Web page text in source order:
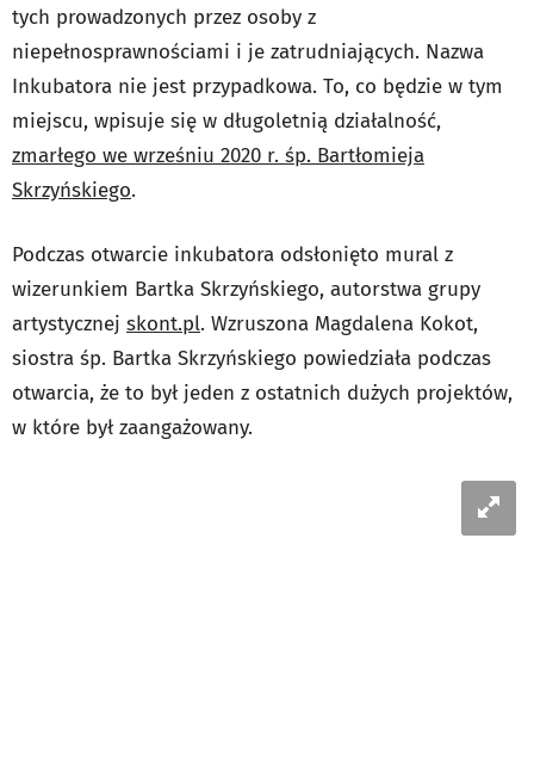
tych prowadzonych przez osoby z
niepełnosprawnościami i je zatrudniających. Nazwa
Inkubatora nie jest przypadkowa. To, co będzie w tym
miejscu, wpisuje się w długoletnią działalność,
zmarłego we wrześniu 2020 r. śp. Bartłomieja
Skrzyńskiego.
Podczas otwarcie inkubatora odsłonięto mural z
wizerunkiem Bartka Skrzyńskiego, autorstwa grupy
artystycznej skont.pl. Wzruszona Magdalena Kokot,
siostra śp. Bartka Skrzyńskiego powiedziała podczas
otwarcia, że to był jeden z ostatnich dużych projektów,
w które był zaangażowany.